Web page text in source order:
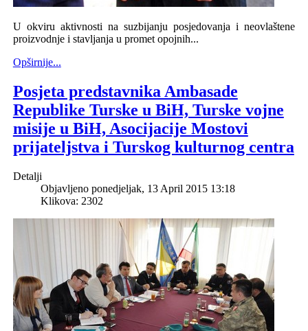
U okviru aktivnosti na suzbijanju posjedovanja i neovlaštene
proizvodnje i stavljanja u promet opojnih...
Opširnije...
Posjeta predstavnika Ambasade
Republike Turske u BiH, Turske vojne
misije u BiH, Asocijacije Mostovi
prijateljstva i Turskog kulturnog centra
Detalji
Objavljeno ponedjeljak, 13 April 2015 13:18
Klikova: 2302